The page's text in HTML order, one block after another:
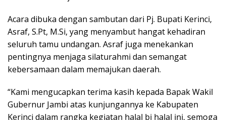
Acara dibuka dengan sambutan dari Pj. Bupati Kerinci,
Asraf, S.Pt, M.Si, yang menyambut hangat kehadiran
seluruh tamu undangan. Asraf juga menekankan
pentingnya menjaga silaturahmi dan semangat
kebersamaan dalam memajukan daerah.
“Kami mengucapkan terima kasih kepada Bapak Wakil
Gubernur Jambi atas kunjungannya ke Kabupaten
Kerinci dalam rangka kegiatan halal bi halal ini, semoga